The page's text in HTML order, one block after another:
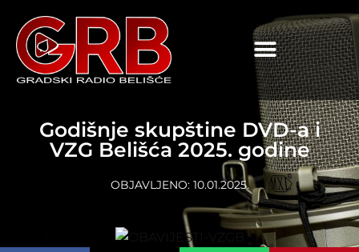
Godišnje skupštine DVD-a i
VZG Belišća 2025. godine
OBJAVLJENO: 10.01.2025.